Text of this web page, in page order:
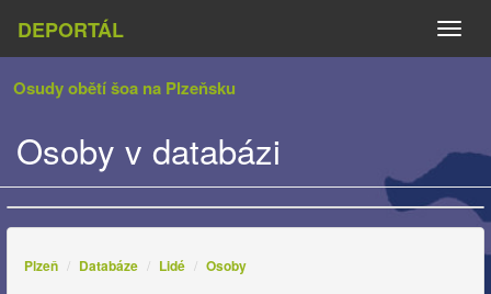
DEPORTÁL
Osudy obětí šoa na Plzeňsku
Osoby v databázi
Plzeň Databáze Lidé Osoby